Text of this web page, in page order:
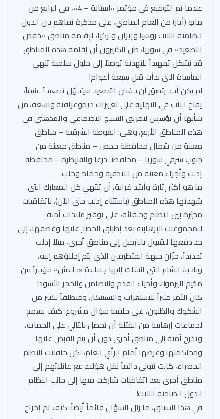
عندما تم التوقيع في مؤتمر «آستانة – 4»، في الرابع من
مايو (أيار) من العام الماضي، على مذكرة تفاهم بين الدول
الضامنة الثلاث روسيا وإيران وتركيا، لإقامة مناطق «خفض
التصعيد» في سوريا، ظن الكثيرون أن إقامة هذه المناطق
قد تشكل تمهيداً للتهدئة توصلاً إلى حلول سلمية تنهي
المأساة التي بدأت قبل سبعة أعوام!
لم يكن أحد يتصوّر أن خفض التصعيد سيتحوّل تصعيداً عنيفاً،
يفتح الباب في النهاية على تغييرات ديموغرافية واسعة، من
شأنها أن تؤسس لتمزيق النسيج الاجتماعي والمذهبي في
هذه المناطق الأربع، وهي: الغوطة الشرقية – مناطق
معينة من شمال محافظة حمص – مناطق معينة من
جنوب شرقي سوريا – محافظتا درعا والقنيطرة – محافظة
إدلب وأجزاء معينة من اللاذقية وحماة وحلب.
ما هو أكثر إثارة وأشد غرابة، أن تنتهي كل المعارك التي
شهدتها هذه المناطق (باستثناء إدلب حتى الآن)، باتفاقيات
محيّرة بين النظام وحلفائه، على توفير ملاذات آمنة
للمجموعات الإرهابية بعد إطباق الحصار عليها وقصفها، إلى
حد دفعها للقبول بالترحيل إلى مناطق أخرى، مثلاً إدلب
تحديداً، خزّان جبهة المتطرفين الذي يتم إجلاؤهم إليه،
وبادية الشام التي انتقلت إليها جماعة «داعش» مؤخراً من
مخيم اليرموك وأحياء القدم والتضامن والحجر الأسود!
كان الأمر مثيراً للاستغراب والاستنكار، ومنطلقاً لكثير من
الشكوك والظنون، على خلفية سؤال مشروع: كيف يسمح
لجماعات إرهابية من القتلة أن تحصل بالتالي على الحماية،
وتخرج آمنة إلى مناطق أخرى دون أن يتم القبض عليها
ومحاكمتها وعرضها أمام الرأي العام، لكن حافلات النظام
الخضراء، كانت تتولى دائماً نقل هؤلاء مع عائلاتهم إلى
مناطق أخرى بعد اتفاقيات شاركت فيها إلى جانب النظام
الدول الضامنة الثلاث!
في هذا السياق، ما زال السؤال قائماً أيضاً: كيف تم إخراج